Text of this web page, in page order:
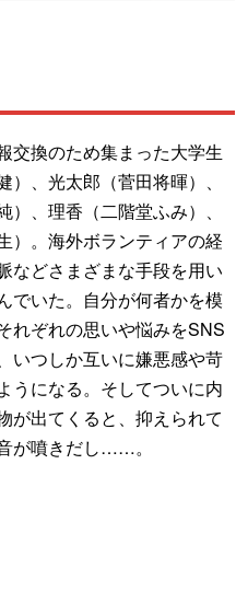
交換のため集まった大学生
）、光太郎（菅田将暉）、
）、理香（二階堂ふみ）、
）。海外ボランティアの経
などさまざまな手段を用い
でいた。自分が何者かを模
れぞれの思いや悩みをSNS
いつしか互いに嫌悪感や苛
うになる。そしてついに内
が出てくると、抑えられて
が噴きだし……。